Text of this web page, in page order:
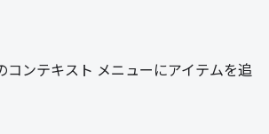
ンテキスト メニューにアイテムを追